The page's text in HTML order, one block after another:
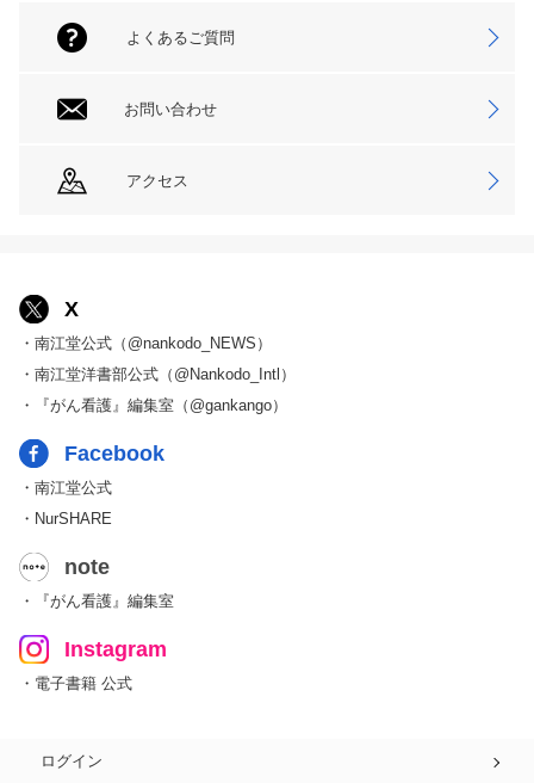
よくあるご質問
お問い合わせ
アクセス
X
・南江堂公式（@nankodo_NEWS）
・南江堂洋書部公式（@Nankodo_Intl）
・『がん看護』編集室（@gankango）
Facebook
・南江堂公式
・NurSHARE
note
・『がん看護』編集室
Instagram
・電子書籍 公式
ログイン